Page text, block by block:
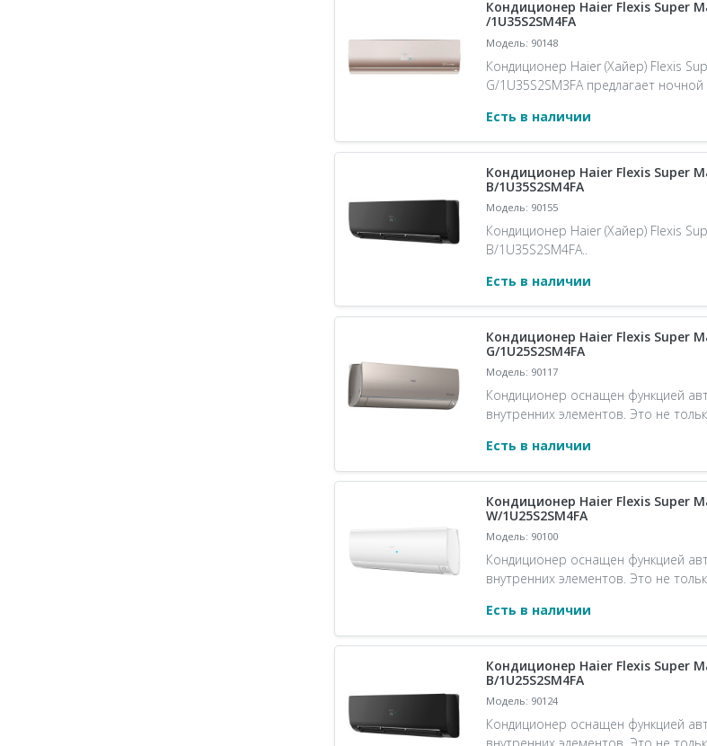
Кондиционер Haier Flexis Super
/1U35S2SM4FA
Модель: 90148
Кондиционер Haier (Хайер) Flexis
G/1U35S2SM3FA предлагает ночной
Есть в наличии
Кондиционер Haier Flexis Super
B/1U35S2SM4FA
Модель: 90155
Кондиционер Haier (Хайер) Flexis
B/1U35S2SM4FA..
Есть в наличии
Кондиционер Haier Flexis Super
G/1U25S2SM4FA
Модель: 90117
Кондиционер оснащен функцией
внутренних элементов. Это не
Есть в наличии
Кондиционер Haier Flexis Super
W/1U25S2SM4FA
Модель: 90100
Кондиционер оснащен функцией
внутренних элементов. Это не
Есть в наличии
Кондиционер Haier Flexis Super
B/1U25S2SM4FA
Модель: 90124
Кондиционер оснащен функцией